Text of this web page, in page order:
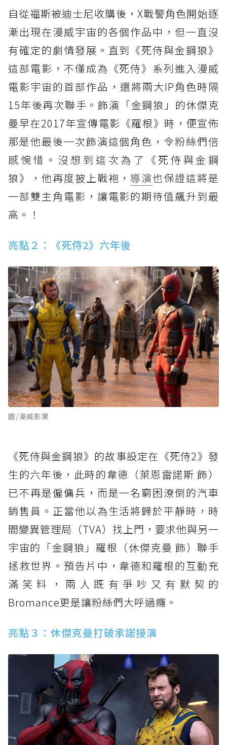
自從福斯被迪士尼收購後，X戰警角色開始逐
漸出現在漫威宇宙的各個作品中，但一直沒
有確定的劇情發展。直到《死侍與金鋼狼》
這部電影，不僅成為《死侍》系列進入漫威
電影宇宙的首部作品，還將兩大IP角色時隔
15年後再次聯手。飾演「金鋼狼」的休傑克
曼早在2017年宣傳電影《羅根》時，便宣佈
那是他最後一次飾演這個角色，令粉絲們倍
感惋惜。沒想到這次為了《死侍與金鋼
狼》，他再度披上戰袍， 導演也保證這將是
一部雙主角電影，讓電影的期待值飆升到最
高。！
亮點２：《死侍2》六年後
圖/漫威影業
《死侍與金鋼狼》的故事設定在《死侍2》發
生的六年後，此時的韋德（萊恩雷諾斯 飾）
已不再是僱傭兵，而是一名窮困潦倒的汽車
銷售員。正當他以為生活將歸於平靜時，時
間變異管理局（TVA）找上門，要求他與另一
宇宙的「金鋼狼」羅根（休傑克曼 飾）聯手
拯救世界。預告片中，韋德和羅根的互動充
滿笑料，兩人既有爭吵又有默契的
Bromance更是讓粉絲們大呼過癮。
亮點３：休傑克曼打破承諾接演